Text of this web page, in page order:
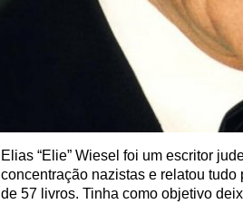
Elias “Elie” Wiesel foi um escritor
concentração nazistas e relatou
de 57 livros. Tinha como objetivo